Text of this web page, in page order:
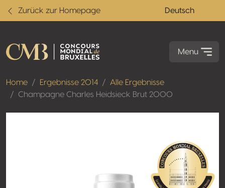
Zurück zur Homepage Deutsch
Menu
Home Ergebnisse 2014
Alle Ergebnisse
Champagne Charles Heidsieck Brut 2000